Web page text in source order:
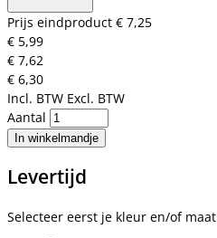
Prijs eindproduct € 7,25
€ 5,99
€ 7,62
€ 6,30
Incl. BTW Excl. BTW
Aantal
In winkelmandje
Levertijd
Selecteer eerst je kleur en/of maat